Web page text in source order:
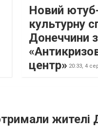
Новий
культурну
Донеччини
центр» 20:33, 4
жителі